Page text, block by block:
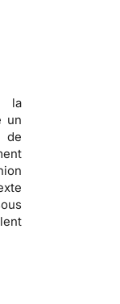
la
un
de